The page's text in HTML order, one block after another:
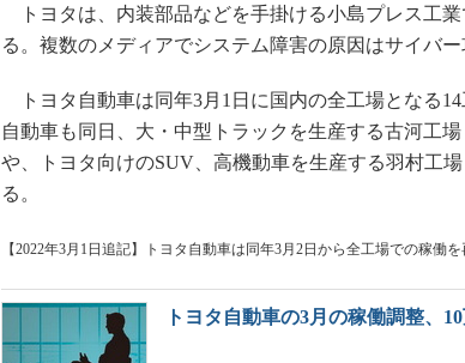
トヨタは、内装部品などを手掛ける小島プレス工
る。複数のメディアでシステム障害の原因はサイバー
トヨタ自動車は同年3月1日に国内の全工場となる
自動車も同日、大・中型トラックを生産する古河工
や、トヨタ向けのSUV、高機動車を生産する羽村工
る。
【2022年3月1日追記】トヨタ自動車は同年3月2日から全工場での稼働を
トヨタ自動車の3月の稼働調整、